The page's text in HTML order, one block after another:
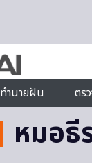
ทำนายฝัน ตร
หมอธี